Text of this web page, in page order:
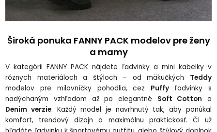
Široká ponuka FANNY PACK modelov pre ženy
a mamy
V kategórii FANNY PACK nájdete ľadvinky a mini kabelky v
rôznych materiáloch a štýloch – od mäkučkých Teddy
modelov pre milovníčky pohodlia, cez Puffy ľadvinky s
nadýchaným vzhľadom až po elegantné Soft Cotton a
Denim verzie. Každý model je navrhnutý tak, aby ponúkal
komfort, trendový dizajn a maximálnu praktickosť. Či už